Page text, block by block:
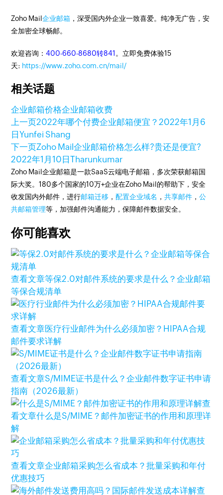
Zoho Mail企业邮箱 ，深受国内外企业一致喜爱。纯净无广告，安
全加密全球畅邮。
欢迎咨询：400-660-8680转841 。立即免费体验15
天: https://www.zoho.com.cn/mail/
相关话题
企业邮箱价格企业邮箱收费
上一页2022年哪个付费企业邮箱便宜？2022年1月6
日Yunfei Shang
下一页Zoho Mail企业邮箱价格怎么样?贵还是便宜?
2022年1月10日Tharunkumar
Zoho Mail企业邮箱是一款SaaS云端电子邮箱，多次荣获邮箱国
际大奖。180多个国家的10万+企业在Zoho Mail的帮助下，安全
收发国内外邮件，进行邮箱迁移 ，配置企业域名 ，共享邮件 ，公
共邮箱管理等，加强邮件沟通能力，保障邮件数据安全。
你可能喜欢
查看文章等保2.0对邮件系统的要求是什么？企业邮箱
等保合规清单
查看文章医疗行业邮件为什么必须加密？HIPAA合规
邮件要求详解
查看文章S/MIME证书是什么？企业邮件数字证书申请
指南（2026最新）
查
看文章什么是S/MIME？邮件加密证书的作用和原理详
解
查看文章企业邮箱采购怎么省成本？批量采购和年付
优惠技巧
查